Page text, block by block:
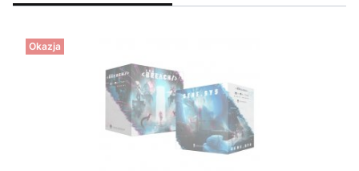
Okazja